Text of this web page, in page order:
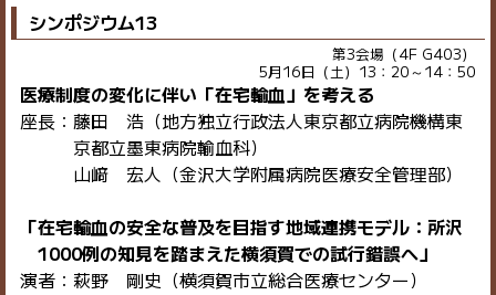
シンポジウム13
第3会場（4F G403）
5月16日（土）13：20～14：50
医療制度の変化に伴い「在宅輸血」を考える
座長：藤田 浩（地方独立行政法人東京都立病院機構東
京都立墨東病院輸血科）
山﨑 宏人（金沢大学附属病院医療安全管理部）
「在宅輸血の安全な普及を目指す地域連携モデル：所沢
1000例の知見を踏まえた横須賀での試行錯誤へ」
演者：萩野 剛史（横須賀市立総合医療センター）